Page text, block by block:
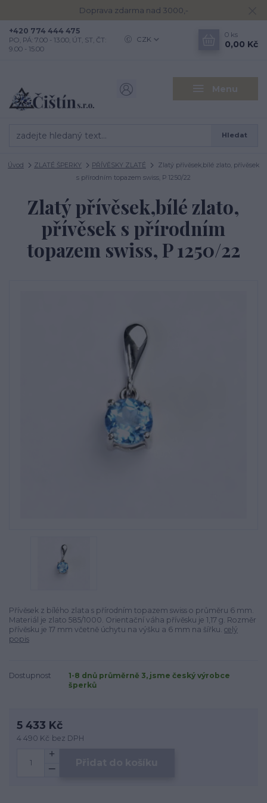
Doprava zdarma nad 3000,-
Menu
CZK
Hledat
+420 774 444 475
PO, PÁ: 7.00 - 13.00, ÚT, ST, ČT:
9.00 - 15.00
0 ks
0,00 Kč
Úvod ZLATÉ ŠPERKY PŘÍVĚSKY ZLATÉ
Zlatý přívěsek,bílé zlato, přívěsek
s přírodním topazem swiss, P 1250/22
Zlatý přívěsek,bílé zlato,
přívěsek s přírodním
topazem swiss, P 1250/22
Přívěsek z bílého zlata s přírodním topazem swiss o průměru 6 mm.
Materiál je zlato 585/1000. Orientační váha přívěsku je 1,17 g. Rozměr
přívěsku je 17 mm včetně úchytu na výšku a 6 mm na šířku. celý
popis
Dostupnost
1-8 dnů průměrně 3, jsme český výrobce
šperků
5 433 Kč
4 490 Kč bez DPH